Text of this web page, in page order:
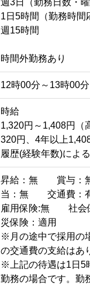
週3日（勤務日数・曜
1日5時間（勤務時間
週15時間
時間外勤務あり
12時00分～13時00分
時給
1,320円～1,408円（
320円、4年以上1,408
履歴(経験年数)による
昇給：無 賞与
当：無 交通費：
雇用保険:無 社
災保険：適用
※月の途中で採用の
の交通費の支給はあ
※上記の待遇は1日5
勤務の場合です。勤